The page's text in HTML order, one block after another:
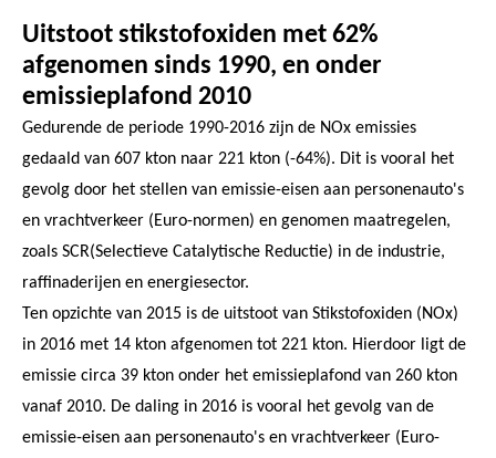
Uitstoot stikstofoxiden met 62%
afgenomen sinds 1990, en onder
emissieplafond 2010
Gedurende de periode 1990-2016 zijn de NOx emissies
gedaald van 607 kton naar 221 kton (-64%). Dit is vooral het
gevolg door het stellen van emissie-eisen aan personenauto's
en vrachtverkeer (Euro-normen) en genomen maatregelen,
zoals SCR(Selectieve Catalytische Reductie) in de industrie,
raffinaderijen en energiesector.
Ten opzichte van 2015 is de uitstoot van Stikstofoxiden (NOx)
in 2016 met 14 kton afgenomen tot 221 kton. Hierdoor ligt de
emissie circa 39 kton onder het emissieplafond van 260 kton
vanaf 2010. De daling in 2016 is vooral het gevolg van de
emissie-eisen aan personenauto's en vrachtverkeer (Euro-